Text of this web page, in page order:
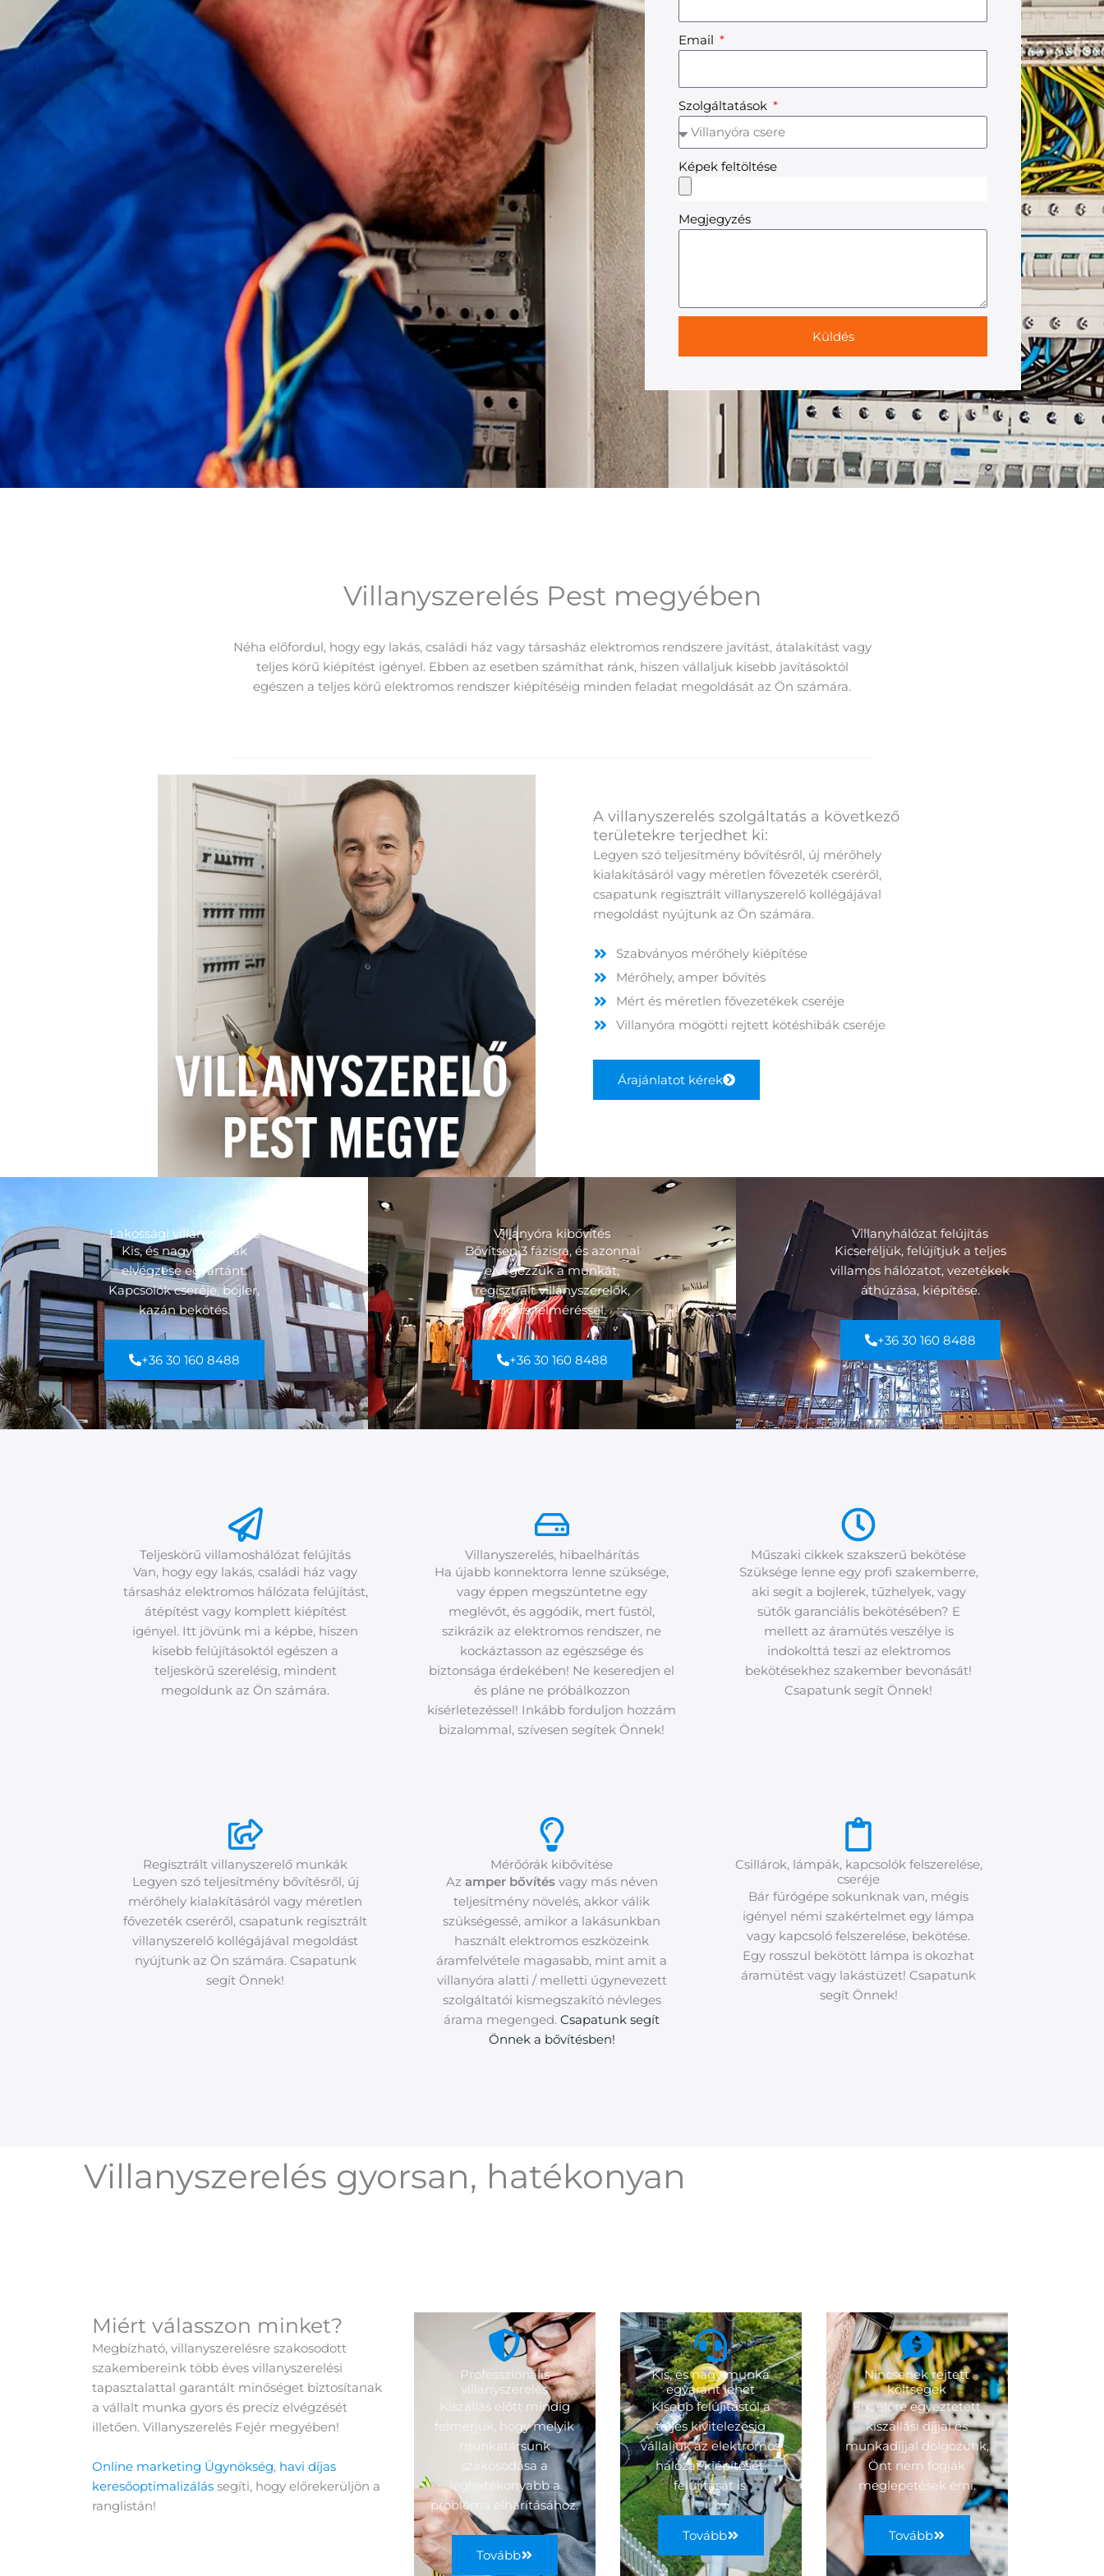
Email
Szolgáltatások
Képek feltöltése
Megjegyzés
Küldés
Villanyszerelés Pest megyében
Néha előfordul, hogy egy lakás, családi ház vagy társasház elektromos rendszere javítást, átalakítást vagy
teljes körű kiépítést igényel. Ebben az esetben számíthat ránk, hiszen vállaljuk kisebb javításoktól
egészen a teljes körű elektromos rendszer kiépítéséig minden feladat megoldását az Ön számára.
A villanyszerelés szolgáltatás a következő
területekre terjedhet ki:
Legyen szó teljesítmény bővítésről, új mérőhely
kialakításáról vagy méretlen fővezeték cseréről,
csapatunk regisztrált villanyszerelő kollégájával
megoldást nyújtunk az Ön számára.
Szabványos mérőhely kiépítése
Mérőhely, amper bővítés
Mért és méretlen fővezetékek cseréje
Villanyóra mögötti rejtett kötéshibák cseréje
Árajánlatot kérek
Lakossági villanyszerelés
Kis, és nagy munkák
elvégzése egyartánt.
Kapcsolók cseréje, bojler,
kazán bekötés.
+36 30 160 8488
Villanyóra kibővítés
Bővítsen 3 fázisra, és azonnal
elvégezzük a munkát,
regisztrált villanyszerelők,
gyors felméréssel.
+36 30 160 8488
Villanyhálózat felújítás
Kicseréljük, felújítjuk a teljes
villamos hálózatot, vezetékek
áthúzása, kiépítése.
+36 30 160 8488
Teljeskörű villamoshálózat felújítás
Van, hogy egy lakás, családi ház vagy
társasház elektromos hálózata felújítást,
átépítést vagy komplett kiépítést
igényel. Itt jövünk mi a képbe, hiszen
kisebb felújításoktól egészen a
teljeskörű szerelésig, mindent
megoldunk az Ön számára.
Villanyszerelés, hibaelhárítás
Ha újabb konnektorra lenne szüksége,
vagy éppen megszüntetne egy
meglévőt, és aggódik, mert füstöl,
szikrázik az elektromos rendszer, ne
kockáztasson az egészsége és
biztonsága érdekében! Ne keseredjen el
és pláne ne próbálkozzon
kísérletezéssel! Inkább forduljon hozzám
bizalommal, szívesen segítek Önnek!
Műszaki cikkek szakszerű bekötése
Szüksége lenne egy profi szakemberre,
aki segít a bojlerek, tűzhelyek, vagy
sütők garanciális bekötésében? E
mellett az áramütés veszélye is
indokolttá teszi az elektromos
bekötésekhez szakember bevonását!
Csapatunk segít Önnek!
Regisztrált villanyszerelő munkák
Legyen szó teljesítmény bővítésről, új
mérőhely kialakításáról vagy méretlen
fővezeték cseréről, csapatunk regisztrált
villanyszerelő kollégájával megoldást
nyújtunk az Ön számára. Csapatunk
segít Önnek!
Mérőórák kibővítése
Az amper bővítésvagy más néven
teljesítmény növelés, akkor válik
szükségessé, amikor a lakásunkban
használt elektromos eszközeink
áramfelvétele magasabb, mint amit a
villanyóra alatti / melletti úgynevezett
szolgáltatói kismegszakító névleges
árama megenged.Csapatunk segít
Önnek a bővítésben!
Csillárok, lámpák, kapcsolók felszerelése,
cseréje
Bár fúrógépe sokunknak van, mégis
igényel némi szakértelmet egy lámpa
vagy kapcsoló felszerelése, bekötése.
Egy rosszul bekötött lámpa is okozhat
áramütést vagy lakástüzet! Csapatunk
segít Önnek!
Villanyszerelés gyorsan, hatékonyan
Miért válasszon minket?
Megbízható, villanyszerelésre szakosodott
szakembereink több éves villanyszerelési
tapasztalattal garantált minőséget biztosítanak
a vállalt munka gyors és precíz elvégzését
illetően. Villanyszerelés Fejér megyében!
Online marketing Ügynökség, havi díjas
keresőoptimalizálás segíti, hogy előrekerüljön a
ranglistán!
Professzionális
villanyszerelés
Kiszállás előtt mindig
felmérjük, hogy melyik
munkatársunk
szakosodása a
leghatékonyabb a
probléma elhárításához.
Tovább
Kis, és nagy munka
egyaránt lehet
Kisebb felújítástól a
teljes kivitelezésig
vállaljuk az elektromos
hálózat kiépítését,
felújítását is.
Tovább
Nincsenek rejtett
költségek
Fix, előre egyeztetett
kiszállási díjjal és
munkadíjjal dolgozunk,
Önt nem fogják
meglepetések érni.
Tovább